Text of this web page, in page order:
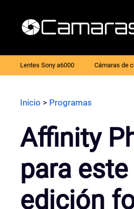
Lentes Sony a6000 Cámaras de
Inicio > Programas
Affinity
para
edición